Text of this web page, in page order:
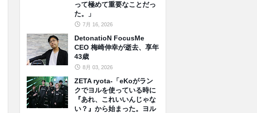
って極めて重要なことだっ
た。」
7月 16, 2026
DetonatioN FocusMe
CEO 梅崎伸幸が逝去、享年
43歳
8月 03, 2026
ZETA ryota-「eKoがラン
クでヨルを使っている時に
『あれ、これいいんじゃな
い？』から始まった。ヨル